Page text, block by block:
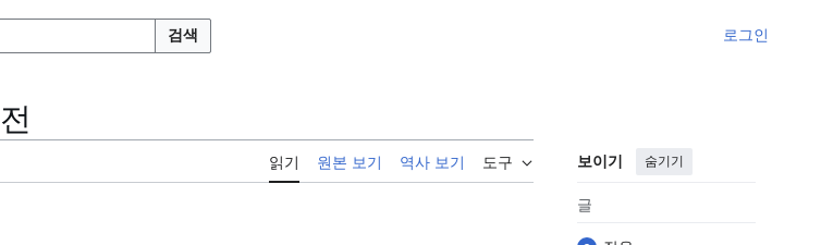
검색 로그인
읽기 원본 보기 역사 보기 도구 보이기 숨기기
글